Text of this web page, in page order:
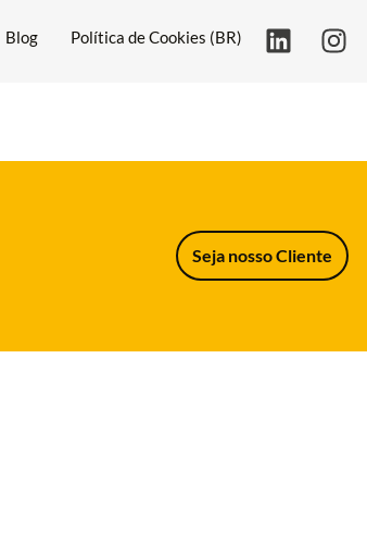
Blog Política de Cookies (BR)
Seja nosso Cliente